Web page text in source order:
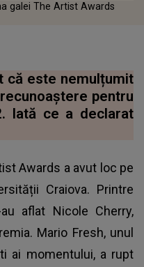
galei The Artist Awards
că este nemulțumit
pentru
Iată ce a declarat
Awards a avut loc pe
Craiova. Printre
aflat Nicole Cherry,
Mario Fresh, unul
ai momentului, a rupt